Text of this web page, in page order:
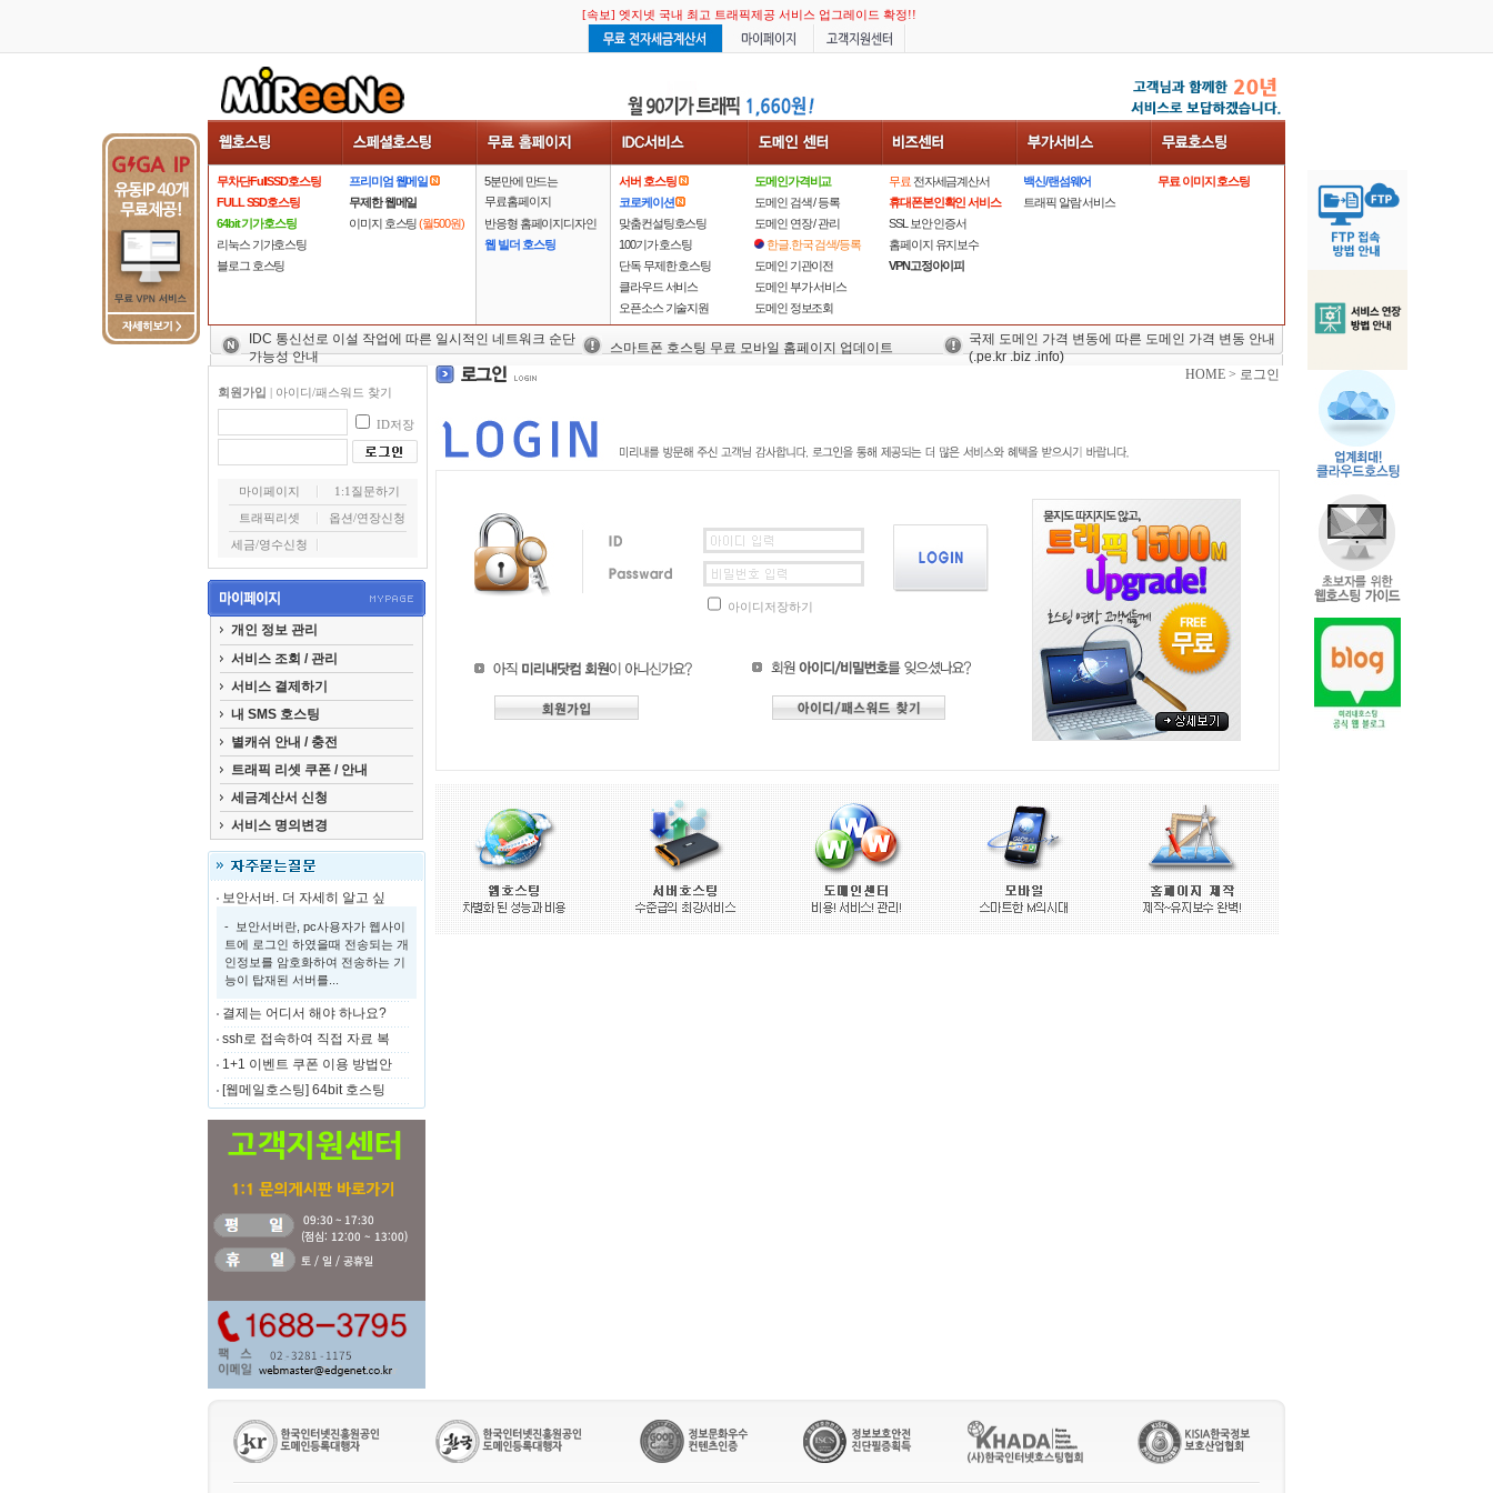
[속보] 엣지넷 국내 최고 트래픽제공 서비스 업그레이드 확정!!
무차단FullSSD호스팅
FULL SSD호스팅
64bit 기가호스팅
리눅스 기가호스팅
블로그 호스팅
프리미엄 웹메일
무제한 웹메일
이미지 호스팅(월500원)
5분만에 만드는
무료홈페이지
반응형 홈페이지디자인
웹 빌더 호스팅
서버 호스팅
코로케이션
맞춤컨설팅호스팅
100기가 호스팅
단독 무제한 호스팅
클라우드 서비스
오픈소스 기술지원
도메인가격비교
도메인 검색 / 등록
도메인 연장 / 관리
한글.한국 검색/등록
도메인 기관이전
도메인 부가 서비스
도메인 정보조회
무료 전자세금계산서
휴대폰본인확인 서비스
SSL 보안 인증서
홈페이지 유지보수
VPN고정아이피
백신/랜섬웨어
트래픽 알람 서비스
무료 이미지 호스팅
IDC 통신선로 이설 작업에 따른 일시적인 네트워크 순단
가능성 안내
스마트폰 호스팅 무료 모바일 홈페이지 업데이트
국제 도메인 가격 변동에 따른 도메인 가격 변동 안내
(.pe.kr .biz .info)
회원가입 | 아이디/패스워드 찾기
ID저장
마이페이지
1:1질문하기
트래픽리셋
옵션/연장신청
세금/영수신청
개인 정보 관리
서비스 조회 / 관리
서비스 결제하기
내 SMS 호스팅
별캐쉬 안내 / 충전
트래픽 리셋 쿠폰 / 안내
세금계산서 신청
서비스 명의변경
보안서버. 더 자세히 알고 싶
- 보안서버란, pc사용자가 웹사이
트에 로그인 하였을때 전송되는 개
인정보를 암호화하여 전송하는 기
능이 탑재된 서버를...
결제는 어디서 해야 하나요?
ssh로 접속하여 직접 자료 복
1+1 이벤트 쿠폰 이용 방법안
[웹메일호스팅] 64bit 호스팅
HOME > 로그인
아이디저장하기